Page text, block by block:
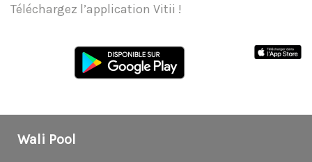
Téléchargez l’application Vitii !
Wali Pool